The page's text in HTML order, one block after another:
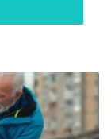
bilgi verdi.